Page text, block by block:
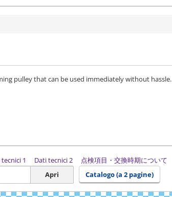
pulley that can be used immediately without hassle.
1 Dati tecnici 2
点検項目・交換時期について
Apri
Catalogo (a 2 pagine)